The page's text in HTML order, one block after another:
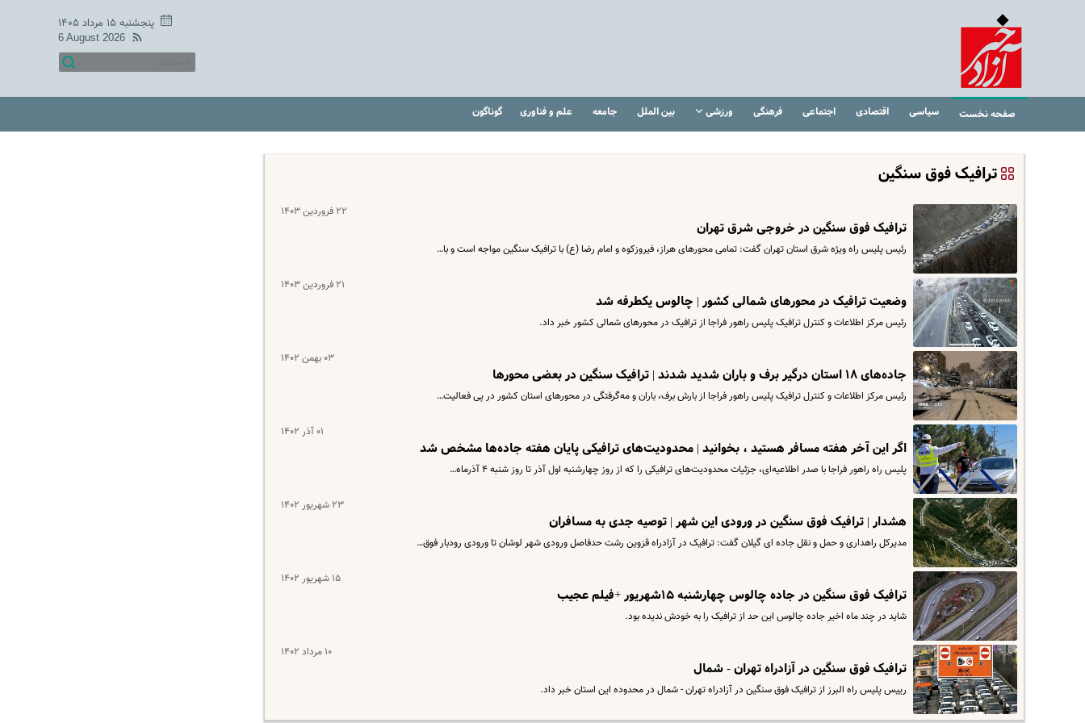
پنجشنبه ۱۵ مرداد ۱۴۰۵
6 August 2026
صفحه نخست سیاسی اقتصادی اجتماعی فرهنگی ورزشی بین الملل جامعه علم و فناوری گوناگون
ترافیک فوق سنگین
۲۲ فروردین ۱۴۰۳
ترافیک فوق سنگین در خروجی شرق تهران
رئیس پلیس راه ویژه شرق استان تهران گفت: تمامی محور‌های هراز، فیروزکوه و امام رضا (ع) با ترافیک سنگین مواجه است و با…
۲۱ فروردین ۱۴۰۳
وضعیت ترافیک در محورهای شمالی کشور | چالوس یکطرفه شد
رئیس مرکز اطلاعات و کنترل ترافیک پلیس راهور فراجا از ترافیک در محورهای شمالی کشور خبر داد.
۰۳ بهمن ۱۴۰۲
جاده‌های ۱۸ استان درگیر برف و باران شدید شدند | ترافیک سنگین در بعضی محورها
رئیس مرکز اطلاعات و کنترل ترافیک پلیس راهور فراجا از بارش برف، باران و مه‌گرفتگی در محورهای استان کشور در پی فعالیت…
۰۱ آذر ۱۴۰۲
اگر این آخر هفته مسافر هستید ، بخوانید | محدودیت‌های ترافیکی پایان هفته جاده‌ها مشخص شد
پلیس راه راهور فراجا با صدر اطلاعیه‌ای، جزئیات محدودیت‌های ترافیکی را که از روز چهارشنبه اول آذر تا روز شنبه ۴ آذرماه…
۲۳ شهریور ۱۴۰۲
هشدار | ترافیک فوق سنگین در ورودی این شهر | توصیه جدی به مسافران
مدیرکل راهداری و حمل و نقل جاده ای گیلان گفت: ترافیک در آزادراه قزوین رشت حدفاصل ورودی شهر لوشان تا ورودی رودبار فوق…
۱۵ شهریور ۱۴۰۲
ترافیک فوق سنگین در جاده چالوس چهارشنبه ۱۵شهریور +فیلم عجیب
شاید در چند ماه اخیر جاده چالوس این حد از ترافیک را به خودش ندیده بود.
۱۰ مرداد ۱۴۰۲
ترافیک فوق سنگین در آزادراه تهران - شمال
رییس پلیس راه البرز از ترافیک فوق سنگین در آزادراه تهران - شمال در محدوده این استان خبر داد.